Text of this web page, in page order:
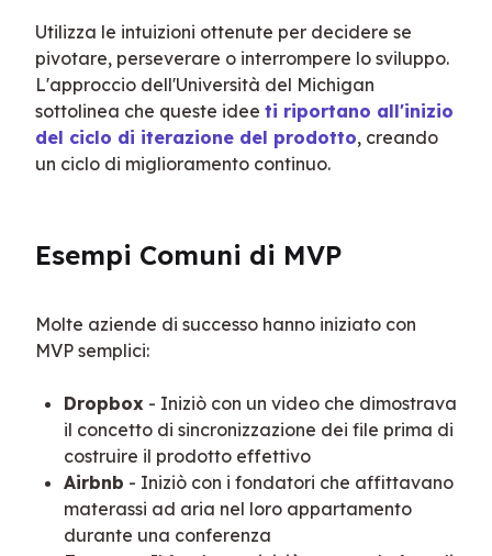
Utilizza le intuizioni ottenute per decidere se
pivotare, perseverare o interrompere lo sviluppo.
L'approccio dell'Università del Michigan
sottolinea che queste idee ti riportano all'inizio
del ciclo di iterazione del prodotto, creando
un ciclo di miglioramento continuo.
Esempi Comuni di MVP
Molte aziende di successo hanno iniziato con
MVP semplici:
Dropbox - Iniziò con un video che dimostrava
il concetto di sincronizzazione dei file prima di
costruire il prodotto effettivo
Airbnb - Iniziò con i fondatori che affittavano
materassi ad aria nel loro appartamento
durante una conferenza